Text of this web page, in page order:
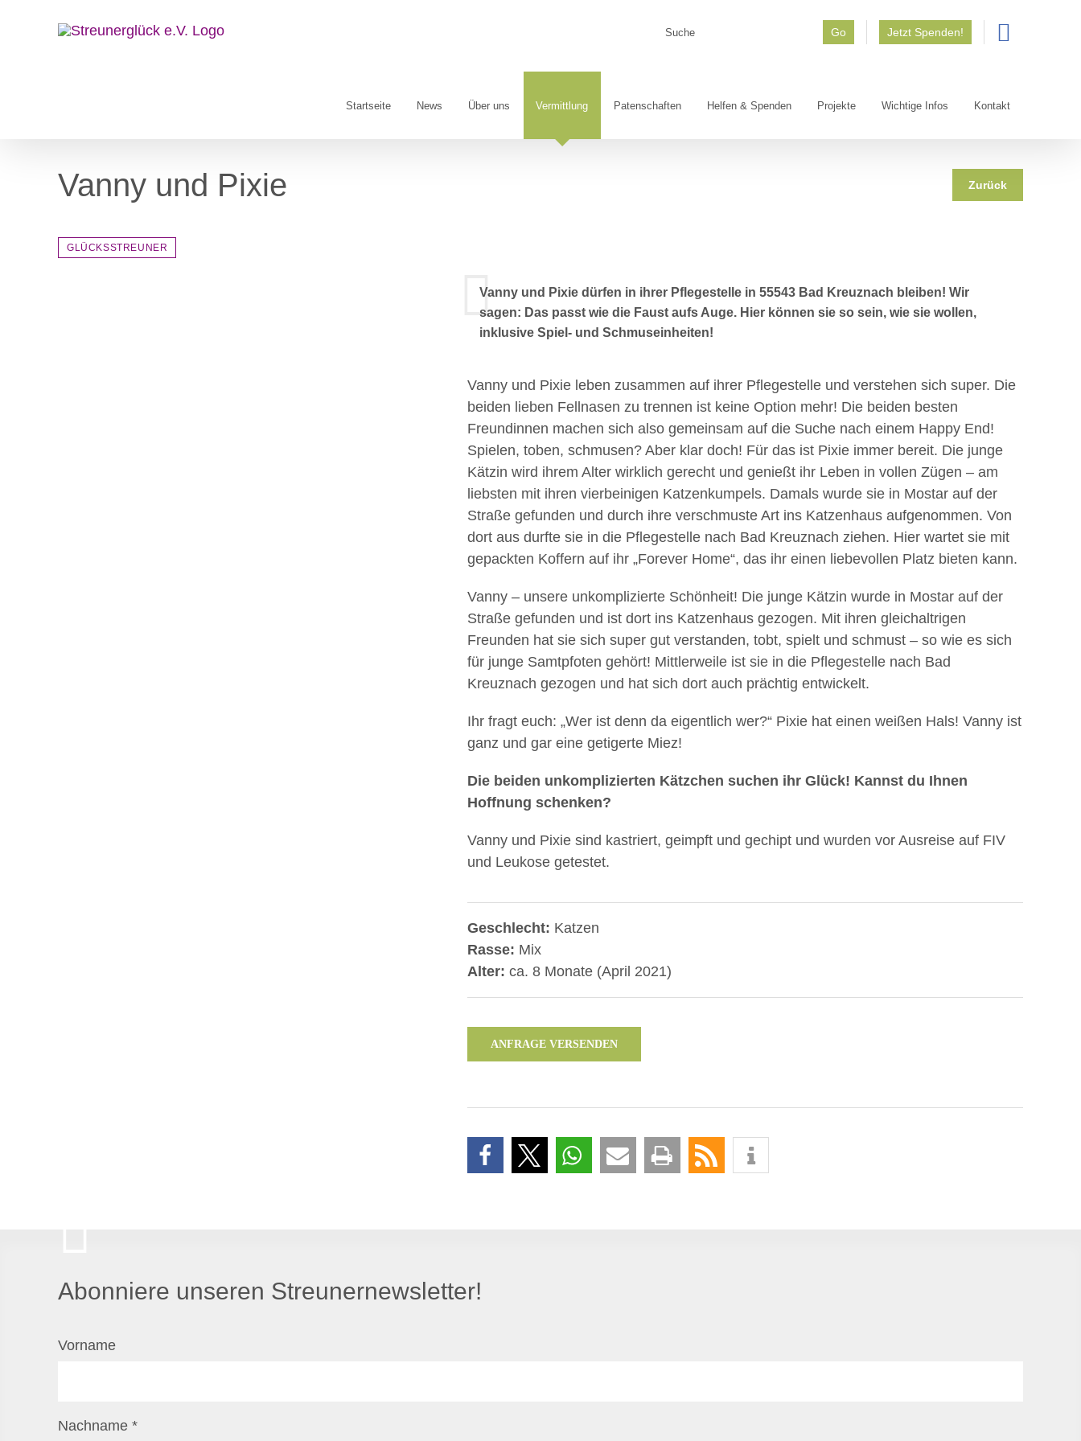
Go Jetzt Spenden!
Startseite News Über uns Vermittlung Patenschaften Helfen & Spenden Projekte Wichtige Infos Kontakt
Vanny und Pixie Zurück
GLÜCKSSTREUNER
Vanny und Pixie dürfen in ihrer Pflegestelle in 55543 Bad Kreuznach bleiben! Wir
sagen: Das passt wie die Faust aufs Auge. Hier können sie so sein, wie sie wollen,
inklusive Spiel- und Schmuseinheiten!
Vanny und Pixie leben zusammen auf ihrer Pflegestelle und verstehen sich super. Die
beiden lieben Fellnasen zu trennen ist keine Option mehr! Die beiden besten
Freundinnen machen sich also gemeinsam auf die Suche nach einem Happy End!
Spielen, toben, schmusen? Aber klar doch! Für das ist Pixie immer bereit. Die junge
Kätzin wird ihrem Alter wirklich gerecht und genießt ihr Leben in vollen Zügen – am
liebsten mit ihren vierbeinigen Katzenkumpels. Damals wurde sie in Mostar auf der
Straße gefunden und durch ihre verschmuste Art ins Katzenhaus aufgenommen. Von
dort aus durfte sie in die Pflegestelle nach Bad Kreuznach ziehen. Hier wartet sie mit
gepackten Koffern auf ihr „Forever Home“, das ihr einen liebevollen Platz bieten kann.
Vanny – unsere unkomplizierte Schönheit! Die junge Kätzin wurde in Mostar auf der
Straße gefunden und ist dort ins Katzenhaus gezogen. Mit ihren gleichaltrigen
Freunden hat sie sich super gut verstanden, tobt, spielt und schmust – so wie es sich
für junge Samtpfoten gehört! Mittlerweile ist sie in die Pflegestelle nach Bad
Kreuznach gezogen und hat sich dort auch prächtig entwickelt.
Ihr fragt euch: „Wer ist denn da eigentlich wer?“ Pixie hat einen weißen Hals! Vanny ist
ganz und gar eine getigerte Miez!
Die beiden unkomplizierten Kätzchen suchen ihr Glück! Kannst du Ihnen
Hoffnung schenken?
Vanny und Pixie sind kastriert, geimpft und gechipt und wurden vor Ausreise auf FIV
und Leukose getestet.
Geschlecht: Katzen
Rasse: Mix
Alter: ca. 8 Monate (April 2021)
ANFRAGE VERSENDEN
Abonniere unseren Streunernewsletter!
Vorname
Nachname *